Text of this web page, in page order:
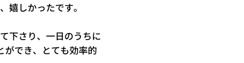
嬉しかったです。
下さり、一日のうちに
ができ、とても効率的